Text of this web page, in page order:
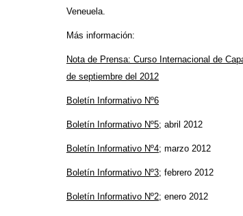
Veneuela.
Más información:
Nota de Prensa: Curso Internacional de
de septiembre del 2012
Boletín Informativo Nº6
Boletín Informativo Nº5; abril 2012
Boletín Informativo Nº4; marzo 2012
Boletín Informativo Nº3; febrero 2012
Boletín Informativo Nº2; enero 2012